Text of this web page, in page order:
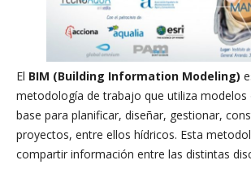
El BIM (Building Information Modeling)
metodología de trabajo que utiliza modelos
base para planificar, diseñar, gestionar,
proyectos, entre ellos hídricos. Esta
compartir información entre las distintas